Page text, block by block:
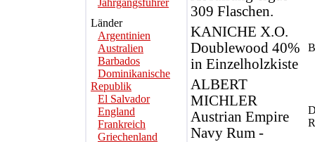
Jahrgangsführer
Länder
Argentinien
Australien
Barbados
Dominikanische
Republik
El Salvador
England
Frankreich
Griechenland
309 Flaschen.
KANICHE X.O.
Doublewood 40%
in Einzelholzkiste
ALBERT
MICHLER
Austrian Empire
Navy Rum -